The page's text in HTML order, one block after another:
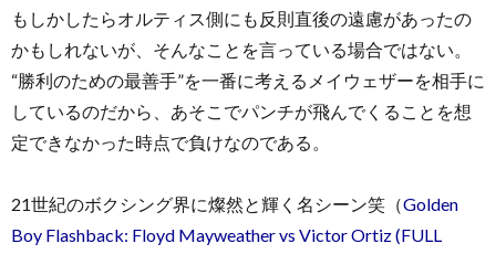
もしかしたらオルティス側にも反則直後の遠慮があったの
かもしれないが、そんなことを言っている場合ではない。
“勝利のための最善手”を一番に考えるメイウェザーを相手に
しているのだから、あそこでパンチが飛んでくることを想
定できなかった時点で負けなのである。
21世紀のボクシング界に燦然と輝く名シーン笑（Golden
Boy Flashback: Floyd Mayweather vs Victor Ortiz (FULL